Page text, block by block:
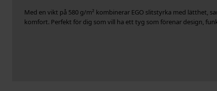
Med en vikt på 580 g/m² kombinerar EGO slitstyrka med lätthet,
komfort. Perfekt för dig som vill ha ett tyg som förenar design,